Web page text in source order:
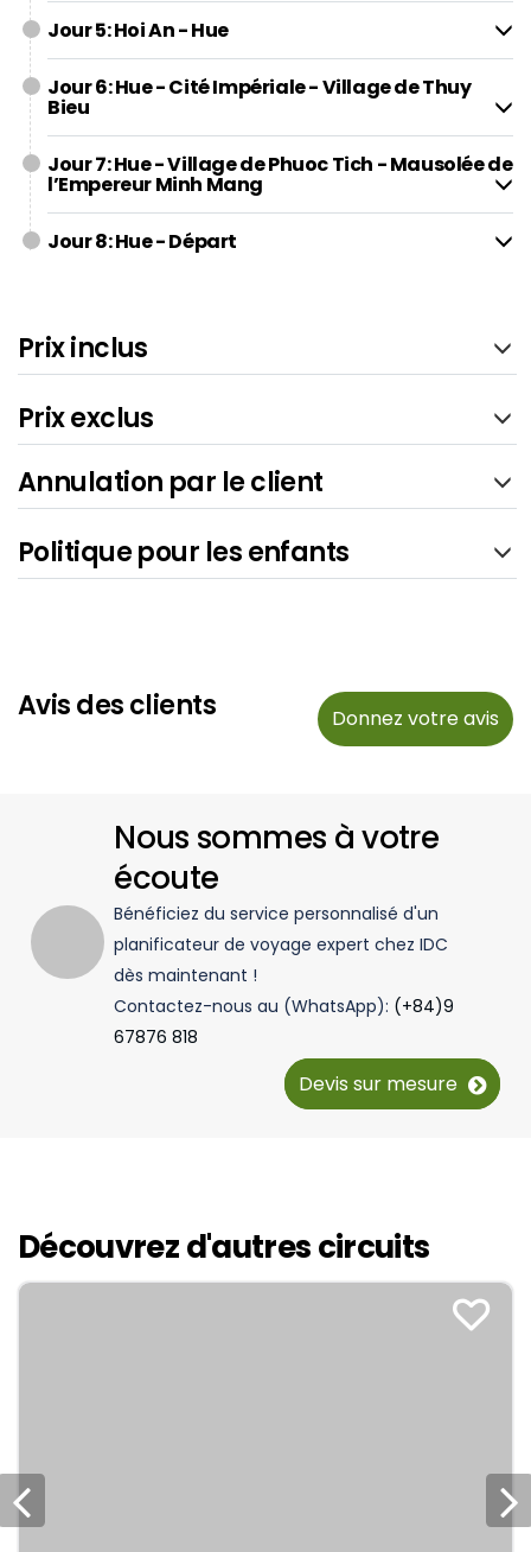
Jour 5: Hoi An - Hue
Jour 6: Hue - Cité Impériale - Village de Thuy
Bieu
Jour 7: Hue - Village de Phuoc Tich - Mausolée de
l’Empereur Minh Mang
Jour 8: Hue - Départ
Prix inclus
Prix exclus
Annulation par le client
Politique pour les enfants
Avis des clients Donnez votre avis
Nous sommes à votre
écoute
Bénéficiez du service personnalisé d'un
planificateur de voyage expert chez IDC
dès maintenant !
Contactez-nous au (WhatsApp): (+84)9
67876 818
Devis sur mesure
Découvrez d'autres circuits